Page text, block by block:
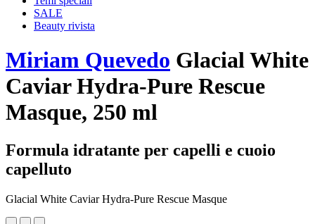
SALE
Beauty rivista
Miriam Quevedo Glacial White
Caviar Hydra-Pure Rescue
Masque, 250 ml
Formula idratante per capelli e cuoio
capelluto
Glacial White Caviar Hydra-Pure Rescue Masque